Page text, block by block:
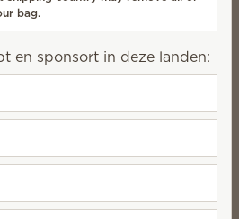
Goede
dat gezonde,
levendige
opbouwen.
non-profitorganisatie
bag.
en sponsort in deze landen: